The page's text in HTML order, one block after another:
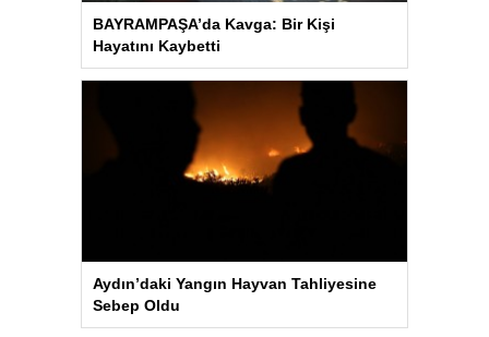
BAYRAMPAŞA’da Kavga: Bir Kişi
Hayatını Kaybetti
Aydın’daki Yangın Hayvan Tahliyesine
Sebep Oldu